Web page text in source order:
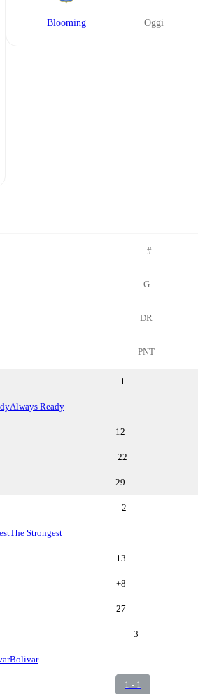
Blooming oggi
#
G
DR
PNT
1
Always Ready
12
+22
29
2
The Strongest
13
+8
27
3
Bolivar
1 - 1